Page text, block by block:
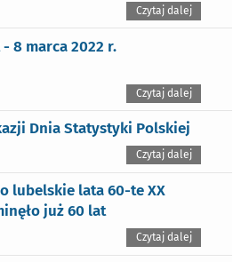
Czytaj dalej
8 marca 2022 r.
Czytaj dalej
Dnia Statystyki Polskiej
Czytaj dalej
lubelskie lata 60-te XX
już 60 lat
Czytaj dalej